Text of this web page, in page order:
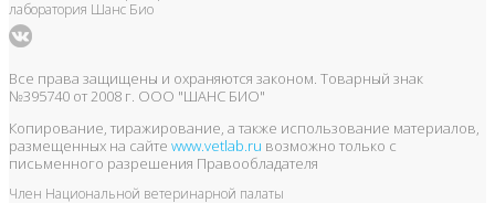
лаборатория Шанс Био
Все права защищены и охраняются законом. Товарный знак
№395740 от 2008 г. ООО "ШАНС БИО"
Копирование, тиражирование, а также использование материалов,
размещенных на сайте www.vetlab.ru возможно только с
письменного разрешения Правообладателя
Член Национальной ветеринарной палаты